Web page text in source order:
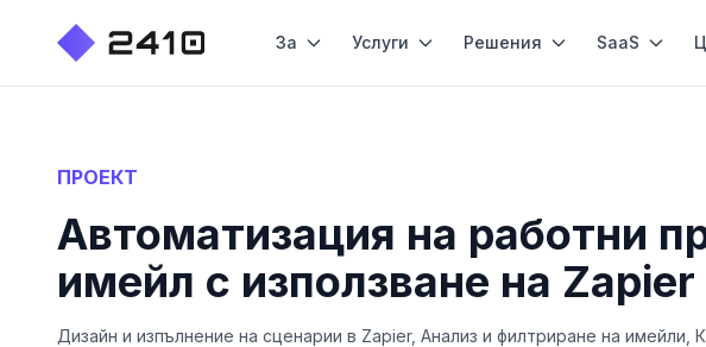
За Услуги Решения SaaS
ПРОЕКТ
Автоматизация на работни
имейл с използване на Zapier
Дизайн и изпълнение на сценарии в Zapier, Анализ и филтриране на